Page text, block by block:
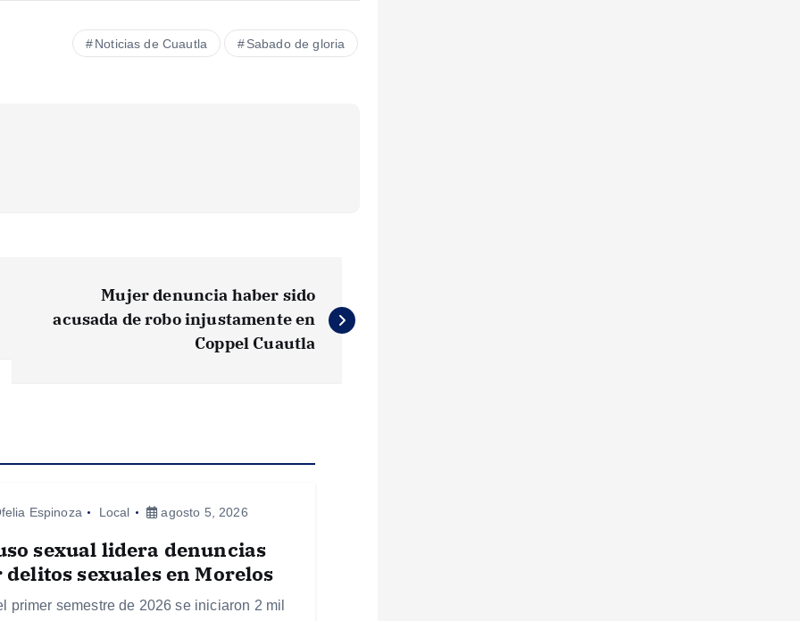
Noticias de Cuautla Sabado de gloria
Mujer denuncia haber sido
acusada de robo injustamente en
Coppel Cuautla
Espinoza Local agosto 5, 2026
sexual lidera denuncias
delitos sexuales en Morelos
primer semestre de 2026 se iniciaron 2 mil